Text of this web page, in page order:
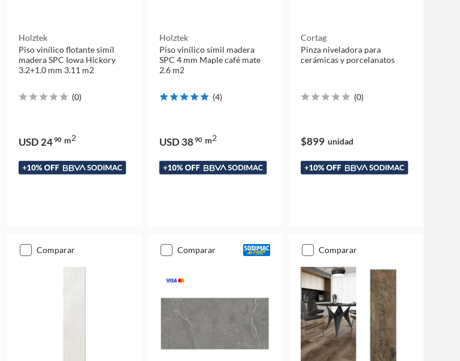
Holztek
Piso vinílico flotante simíl
madera SPC Iowa Hickory
3.2+1.0 mm 3.11 m2
(0)
USD 2490 m2
Holztek
Piso vinílico símil madera
SPC 4 mm Maple café mate
2.6 m2
(4)
USD 3890 m2
Cortag
Pinza niveladora para
cerámicas y porcelanatos
(0)
$899 unidad
comparar comparar comparar